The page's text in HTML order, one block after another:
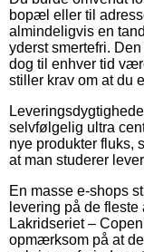
bopæl eller til
almindeligvis en
yderst smertefri.
dog til enhver tid
stiller krav om at du
selvfølgelig ultra
nye produkter fluks,
at man studerer
En masse e-shops
levering på de
Lakridseriet –
opmærksom på at